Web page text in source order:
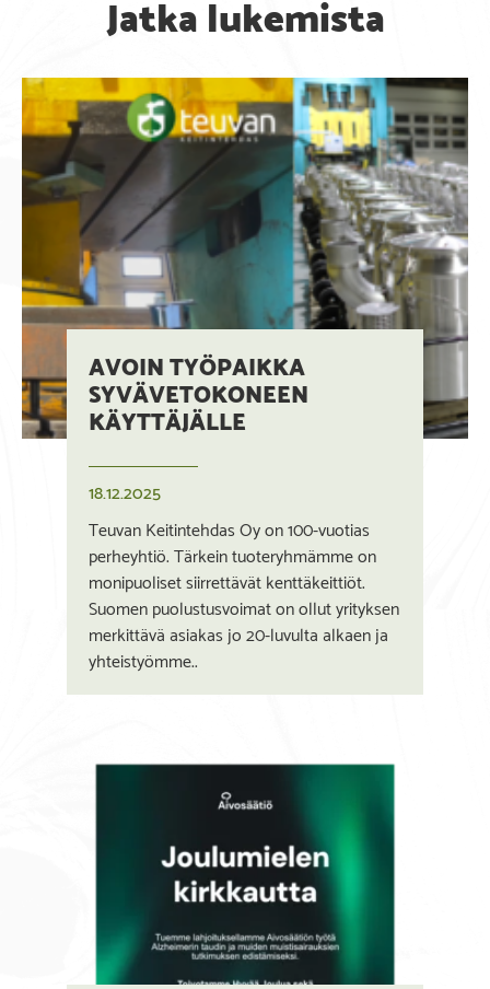
Jatka lukemista
AVOIN TYÖPAIKKA
SYVÄVETOKONEEN
KÄYTTÄJÄLLE
18.12.2025
Teuvan Keitintehdas Oy on 100-vuotias
perheyhtiö. Tärkein tuoteryhmämme on
monipuoliset siirrettävät kenttäkeittiöt.
Suomen puolustusvoimat on ollut yrityksen
merkittävä asiakas jo 20-luvulta alkaen ja
yhteistyömme..